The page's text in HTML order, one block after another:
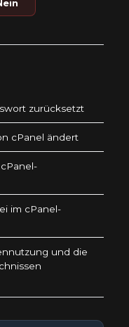
zurücksetzt
cPanel ändert
im cPanel-
und die